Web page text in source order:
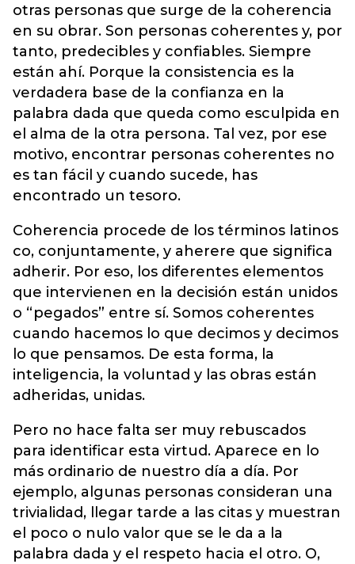
otras personas que surge de la coherencia
en su obrar. Son personas coherentes y, por
tanto, predecibles y confiables. Siempre
están ahí. Porque la consistencia es la
verdadera base de la confianza en la
palabra dada que queda como esculpida en
el alma de la otra persona. Tal vez, por ese
motivo, encontrar personas coherentes no
es tan fácil y cuando sucede, has
encontrado un tesoro.
Coherencia procede de los términos latinos
co, conjuntamente, y aherere que significa
adherir. Por eso, los diferentes elementos
que intervienen en la decisión están unidos
o “pegados” entre sí. Somos coherentes
cuando hacemos lo que decimos y decimos
lo que pensamos. De esta forma, la
inteligencia, la voluntad y las obras están
adheridas, unidas.
Pero no hace falta ser muy rebuscados
para identificar esta virtud. Aparece en lo
más ordinario de nuestro día a día. Por
ejemplo, algunas personas consideran una
trivialidad, llegar tarde a las citas y muestran
el poco o nulo valor que se le da a la
palabra dada y el respeto hacia el otro. O,